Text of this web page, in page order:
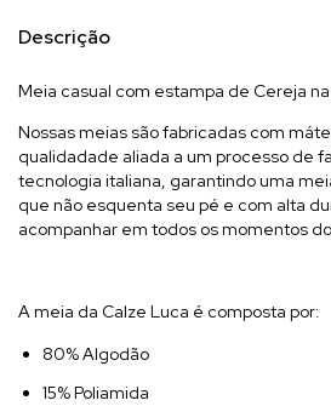
Descrição
Meia casual com estampa de Cereja
Nossas meias são fabricadas com
qualidadade aliada a um processo de
tecnologia italiana, garantindo uma
que não esquenta seu pé e com alta
acompanhar em todos os momentos do
A meia da Calze Luca é composta por:
80% Algodão
15% Poliamida